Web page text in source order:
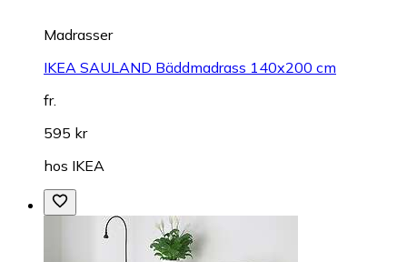
Madrasser
IKEA SAULAND Bäddmadrass 140x200 cm
fr.
595 kr
hos IKEA